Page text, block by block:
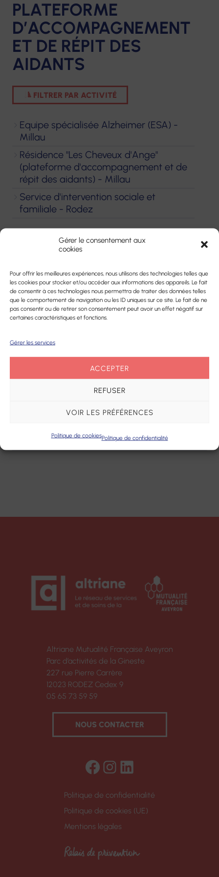
Gérer le consentement aux
cookies
Pour offrir les meilleures expériences, nous utilisons des technologies telles que
les cookies pour stocker et/ou accéder aux informations des appareils. Le fait
de consentir à ces technologies nous permettra de traiter des données telles
que le comportement de navigation ou les ID uniques sur ce site. Le fait de ne
pas consentir ou de retirer son consentement peut avoir un effet négatif sur
certaines caractéristiques et fonctions.
Gérer les services
ACCEPTER
REFUSER
VOIR LES PRÉFÉRENCES
Politique de cookiesPolitique de confidentialité
Centres de
santé
infirmiers
Hospitalisation
à domicile
Centres de
santé dentaire
Centres
Écouter
Voir
Centres
Écouter
Voir
Laboratoire
de
prothèses
dentaires
Pharmacie
Matériel
médical
Services de soins
infirmiers à
Services à domicile
éop la
Crèche
Service Mandataire
Judiciaire à la
Protection des
Majeurs
d’accompagnement
Centre de
Ressources
Territorial
Résidences
inclusifs
Vilâmo
Accueil de jour
e-
Notre construction et nos projets
Nous contacter
PLATEFORME
D’ACCOMPAGNEMENT
ET DE RÉPIT DES
AIDANTS
FILTRER PAR ACTIVITÉ
Equipe spécialisée Alzheimer (ESA) -
Millau
Résidence "Les Cheveux d'Ange"
(plateforme d'accompagnement et de
répit des aidants) - Millau
Service d'intervention sociale et
familiale - Rodez
Cartographie en cours de chargement...
Altriane Mutualité Française Aveyron
Parc d’activités de la Gineste
227 rue Pierre Carrère
12023 RODEZ Cedex 9
05 65 73 59 59
NOUS CONTACTER
Facebook
Instagram
LinkedIn
Politique de confidentialité
Politique de cookies (UE)
Mentions légales